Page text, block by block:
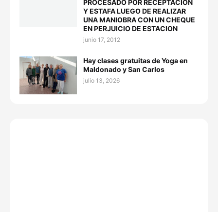
PROCESADO POR RECEPTACION
Y ESTAFA LUEGO DE REALIZAR
UNA MANIOBRA CON UN CHEQUE
EN PERJUICIO DE ESTACION
junio 17, 2012
Hay clases gratuitas de Yoga en
Maldonado y San Carlos
julio 13, 2026